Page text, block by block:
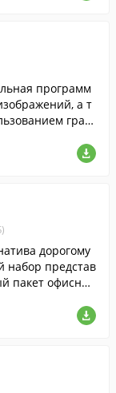
программ
а т
граф
дорогому
набор представ
пакет офисных